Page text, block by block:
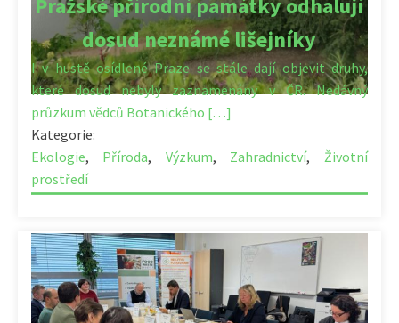
dosud neznámé lišejníky
I v hustě osídlené Praze se stále dají objevit druhy,
které dosud nebyly zaznamenány v ČR. Nedávný
průzkum vědců Botanického […]
Kategorie:
Ekologie, Příroda, Výzkum, Zahradnictví, Životní
prostředí